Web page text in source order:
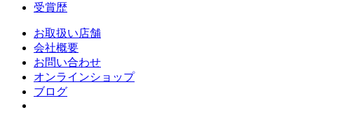
受賞歴
お取扱い店舗
会社概要
お問い合わせ
オンラインショップ
ブログ